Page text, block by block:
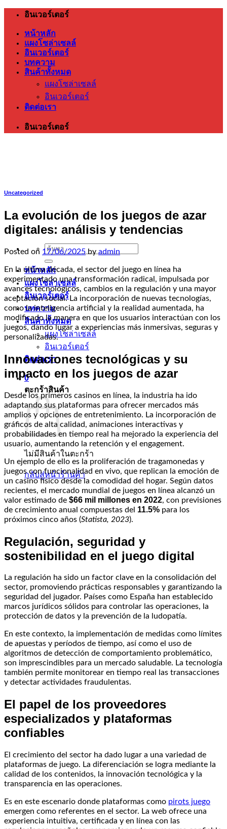
ข้าม
เนื้อหา
อินเวอร์เตอร์
หน้าหลัก
แผงโซล่าเซลล์
อินเวอร์เตอร์
บทความ
สินค้าทั้งหมด
แผงโซล่าเซลล์
อินเวอร์เตอร์
ติดต่อเรา
อินเวอร์เตอร์
ค้นหา:
หน้าหลัก
แผงโซล่าเซลล์
อินเวอร์เตอร์
บทความ
สินค้าทั้งหมด
แผงโซล่าเซลล์
อินเวอร์เตอร์
ติดต่อเรา
0
ตะกร้าสินค้า
ไม่มีสินค้าในตะกร้า
กลับสู่หน้าร้านค้า
Uncategorized
La evolución de los juegos de azar
digitales: análisis y tendencias
Posted on 17/06/2025 by admin
En la última década, el sector del juego en línea ha
experimentado una transformación radical, impulsada por
avances tecnológicos, cambios en la regulación y una mayor
aceptación social. La incorporación de nuevas tecnologías,
como la inteligencia artificial y la realidad aumentada, ha
modificado la manera en que los usuarios interactúan con los
juegos, dando lugar a experiencias más inmersivas, seguras y
personalizadas.
Innovaciones tecnológicas y su
impacto en los juegos de azar
Desde los primeros casinos en línea, la industria ha ido
adaptando sus plataformas para ofrecer mercados más
amplios y opciones de entretenimiento. La incorporación de
gráficos de alta calidad, animaciones interactivas y
probabilidades en tiempo real ha mejorado la experiencia del
usuario, aumentando la retención y el engagement.
Un ejemplo de ello es la proliferación de tragamonedas y
juegos con funcionalidad en vivo, que replican la emoción de
un casino físico desde la comodidad del hogar. Según datos
recientes, el mercado mundial de juegos en línea alcanzó un
valor estimado de $66 mil millones en 2022, con previsiones
de crecimiento anual compuestas del 11.5% para los
próximos cinco años (Statista, 2023).
Regulación, seguridad y
sostenibilidad en el juego digital
La regulación ha sido un factor clave en la consolidación del
sector, promoviendo prácticas responsables y garantizando la
seguridad del jugador. Países como España han establecido
marcos jurídicos sólidos para controlar las operaciones, la
protección de datos y la prevención de la ludopatía.
En este contexto, la implementación de medidas como límites
de apuestas y períodos de tiempo, así como el uso de
algoritmos de detección de comportamiento problemático,
son imprescindibles para un mercado saludable. La tecnología
también permite monitorear en tiempo real las transacciones
y detectar actividades fraudulentas.
El papel de los proveedores
especializados y plataformas
confiables
El crecimiento del sector ha dado lugar a una variedad de
plataformas de juego. La diferenciación se logra mediante la
calidad de los contenidos, la innovación tecnológica y la
transparencia en las operaciones.
Es en este escenario donde plataformas como pirots juego
emergen como referentes en el sector. La web ofrece una
experiencia intuitiva, certificada y en línea con las